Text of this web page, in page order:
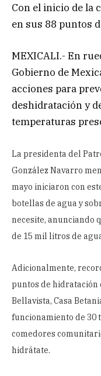
Con el inicio de la
en sus 88 puntos
MEXICALI.- En
Gobierno de
acciones para
deshidratación y
temperaturas
La presidenta del
González Navarro
mayo iniciaron con
botellas de agua y
necesite, anunciando
de 15 mil litros de
Adicionalmente,
puntos de hidratación
Bellavista, Casa
funcionamiento de 30
comedores
hidrátate.